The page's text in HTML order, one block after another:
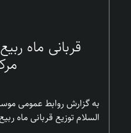
قربانی ماه
به گزارش روابط عمومی
السلام توزیع قربانی ماه